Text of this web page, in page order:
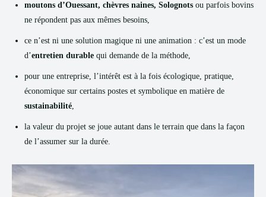
moutons d’Ouessant, chèvres naines, Solognots ou parfois bovins
ne répondent pas aux mêmes besoins,
ce n’est ni une solution magique ni une animation : c’est un mode
d’entretien durable qui demande de la méthode,
pour une entreprise, l’intérêt est à la fois écologique, pratique,
économique sur certains postes et symbolique en matière de
sustainabilité,
la valeur du projet se joue autant dans le terrain que dans la façon
de l’assumer sur la durée.